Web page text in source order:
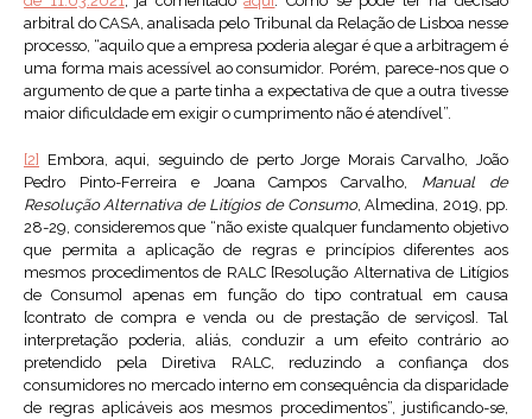
arbitral do CASA, analisada pelo Tribunal da Relação de Lisboa nesse
processo, “aquilo que a empresa poderia alegar é que a arbitragem é
uma forma mais acessível ao consumidor. Porém, parece-nos que o
argumento de que a parte tinha a expectativa de que a outra tivesse
maior dificuldade em exigir o cumprimento não é atendível”.
[2]
Embora, aqui, seguindo de perto Jorge Morais Carvalho, João
Pedro Pinto-Ferreira e Joana Campos Carvalho, Manual de
Resolução Alternativa de Litígios de Consumo, Almedina, 2019, pp.
28-29, consideremos que “não existe qualquer fundamento objetivo
que permita a aplicação de regras e princípios diferentes aos
mesmos procedimentos de RALC [Resolução Alternativa de Litígios
de Consumo] apenas em função do tipo contratual em causa
[contrato de compra e venda ou de prestação de serviços]. Tal
interpretação poderia, aliás, conduzir a um efeito contrário ao
pretendido pela Diretiva RALC, reduzindo a confiança dos
consumidores no mercado interno em consequência da disparidade
de regras aplicáveis aos mesmos procedimentos”, justificando-se,